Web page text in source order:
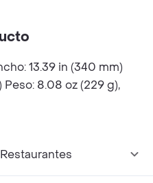
13.39 in (340 mm)
Peso: 8.08 oz (229 g),